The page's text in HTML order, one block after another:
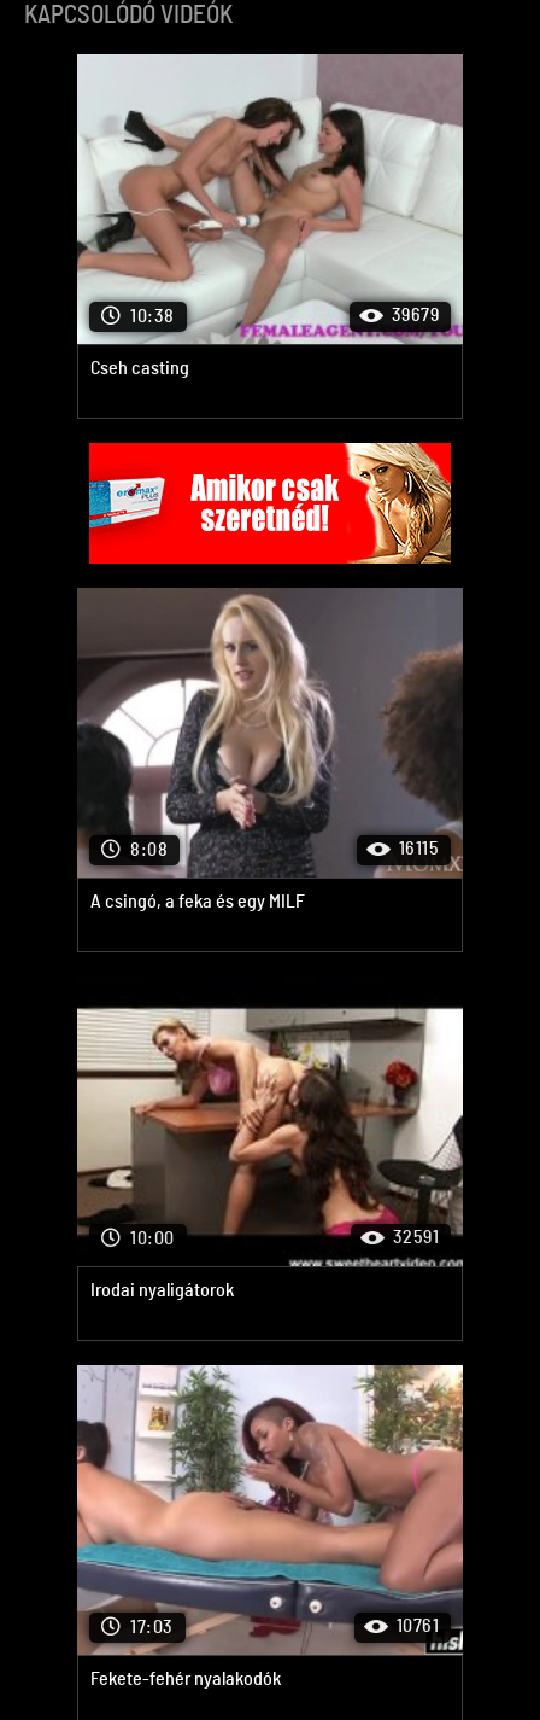
KAPCSOLÓDÓ VIDEÓK
Cseh casting
10:38 39679
A csingó, a feka és egy MILF
8:08 16115
Irodai nyaligátorok
10:00 32591
Fekete-fehér nyalakodók
17:03 10761